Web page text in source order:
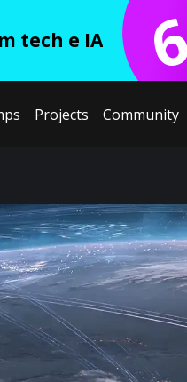
tech e IA
Projects Community